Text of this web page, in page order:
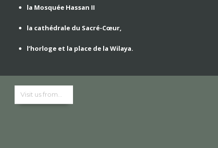
la Mosquée Hassan II
la cathédrale du Sacré-Cœur,
l’horloge et la place de la Wilaya.